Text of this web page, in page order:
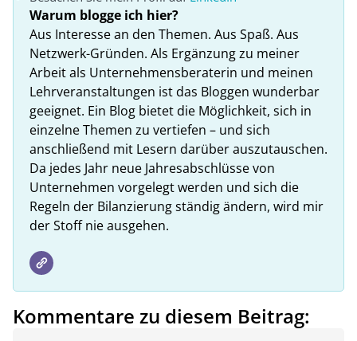
Warum blogge ich hier?
Aus Interesse an den Themen. Aus Spaß. Aus
Netzwerk-Gründen. Als Ergänzung zu meiner
Arbeit als Unternehmensberaterin und meinen
Lehrveranstaltungen ist das Bloggen wunderbar
geeignet. Ein Blog bietet die Möglichkeit, sich in
einzelne Themen zu vertiefen – und sich
anschließend mit Lesern darüber auszutauschen.
Da jedes Jahr neue Jahresabschlüsse von
Unternehmen vorgelegt werden und sich die
Regeln der Bilanzierung ständig ändern, wird mir
der Stoff nie ausgehen.
Kommentare zu diesem Beitrag: